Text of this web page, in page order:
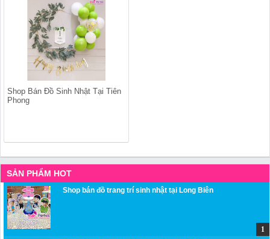
Shop Bán Đồ Sinh Nhật Tại Tiên
Phong
SẢN PHẨM HOT
Shop bán đồ trang trí sinh nhật tại Long Biên